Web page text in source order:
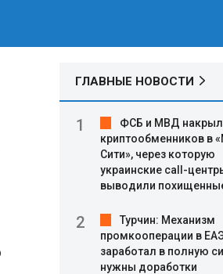
ГЛАВНЫЕ НОВОСТИ
ФСБ и МВД
криптообменников в
Сити», через которую
украинские call-
выводили
Турчин: Механизм
промкооперации в
заработал в полную
нужны доработки